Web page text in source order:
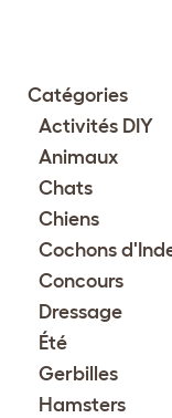
Catégories
Activités DIY
Animaux
Chats
Chiens
Cochons
Concours
Dressage
Été
Gerbilles
Hamsters